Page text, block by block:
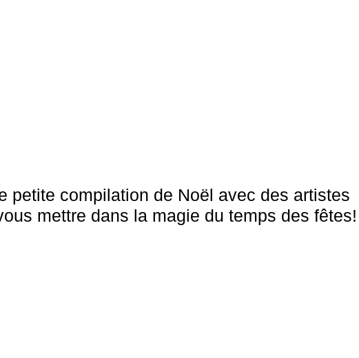
petite compilation de Noël avec des artistes
mettre dans la magie du temps des fêtes!